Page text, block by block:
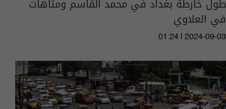
طول خارطة بغداد في محمد القاسم ومتاهات
في العلاوي
01:24 | 2024-09-03